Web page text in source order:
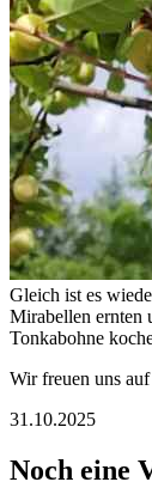
Gleich ist es
Mirabellen ernten
Tonkabohne
Wir freuen uns
31.10.2025
Noch eine